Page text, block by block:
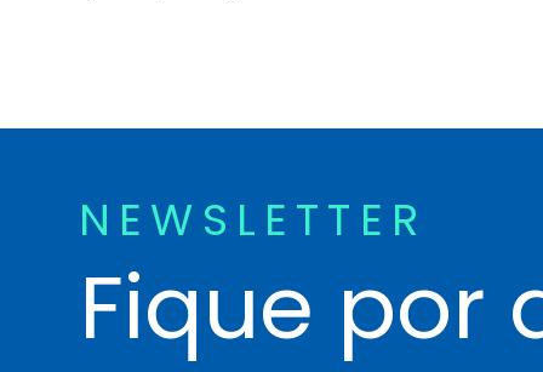
NEWSLETTER
Fique por